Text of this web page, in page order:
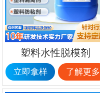
塑料水性脱模剂
立即拿样 了解更多